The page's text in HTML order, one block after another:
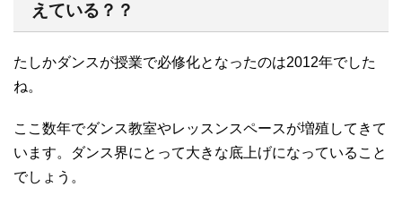
えている？？
たしかダンスが授業で必修化となったのは2012年でした
ね。
ここ数年でダンス教室やレッスンスペースが増殖してきて
います。ダンス界にとって大きな底上げになっていること
でしょう。